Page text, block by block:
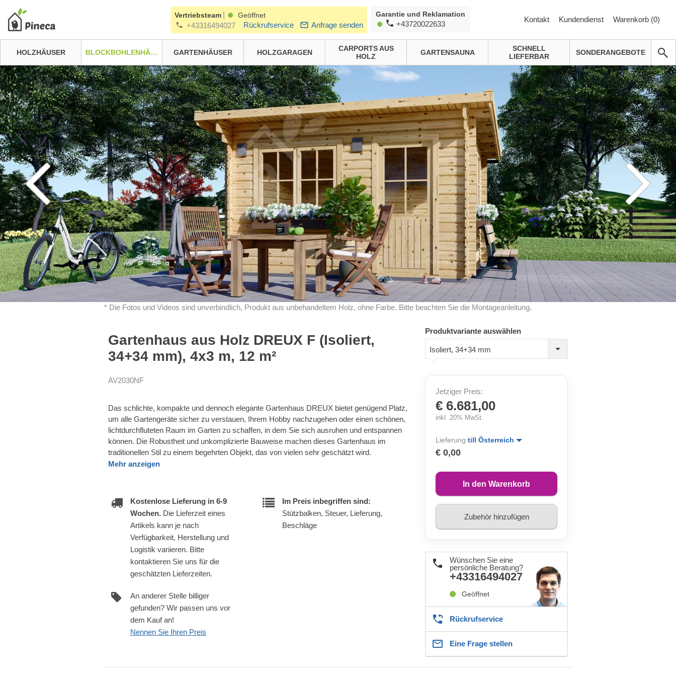
Vertriebsteam Geöffnet
+43316494027 Rückrufservice Anfrage senden
Garantie und Reklamation
+43720022633
Kontakt Kundendienst Warenkorb (0)
HOLZHÄUSER BLOCKBOHLENHÄUSER GARTENHÄUSER HOLZGARAGEN
CARPORTS AUS
HOLZ
GARTENSAUNA
SCHNELL
LIEFERBAR
SONDERANGEBOTE
* Die Fotos und Videos sind unverbindlich, Produkt aus unbehandeltem Holz, ohne Farbe. Bitte beachten Sie die Montageanleitung.
Gartenhaus aus Holz DREUX F (Isoliert,
34+34 mm), 4x3 m, 12 m²
AV2030NF
Das schlichte, kompakte und dennoch elegante Gartenhaus DREUX bietet genügend Platz,
um alle Gartengeräte sicher zu verstauen, Ihrem Hobby nachzugehen oder einen schönen,
lichtdurchfluteten Raum im Garten zu schaffen, in dem Sie sich ausruhen und entspannen
können. Die Robustheit und unkomplizierte Bauweise machen dieses Gartenhaus im
traditionellen Stil zu einem begehrten Objekt, das von vielen sehr geschätzt wird.
Mehr anzeigen
Kostenlose Lieferung in 6-9
Wochen. Die Lieferzeit eines
Artikels kann je nach
Verfügbarkeit, Herstellung und
Logistik variieren. Bitte
kontaktieren Sie uns für die
geschätzten Lieferzeiten.
Im Preis inbegriffen sind:
Stützbalken, Steuer, Lieferung,
Beschläge
An anderer Stelle billiger
gefunden? Wir passen uns vor
dem Kauf an!
Nennen Sie Ihren Preis
Produktvariante auswählen
Isoliert, 34+34 mm
Jetziger Preis:
€ 6.681,00
inkl. 20% MwSt.
Lieferung till Österreich
€ 0,00
In den Warenkorb
Zubehör hinzufügen
Wünschen Sie eine
persönliche Beratung?
+43316494027
Geöffnet
Rückrufservice
Eine Frage stellen